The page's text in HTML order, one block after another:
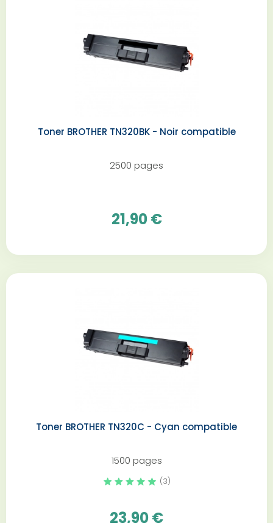
Toner BROTHER TN320BK - Noir compatible
2500 pages
21,90 €
Toner BROTHER TN320C - Cyan compatible
1500 pages
(3)
23,90 €